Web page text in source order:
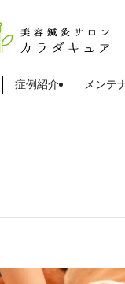
症例紹介 メンテ